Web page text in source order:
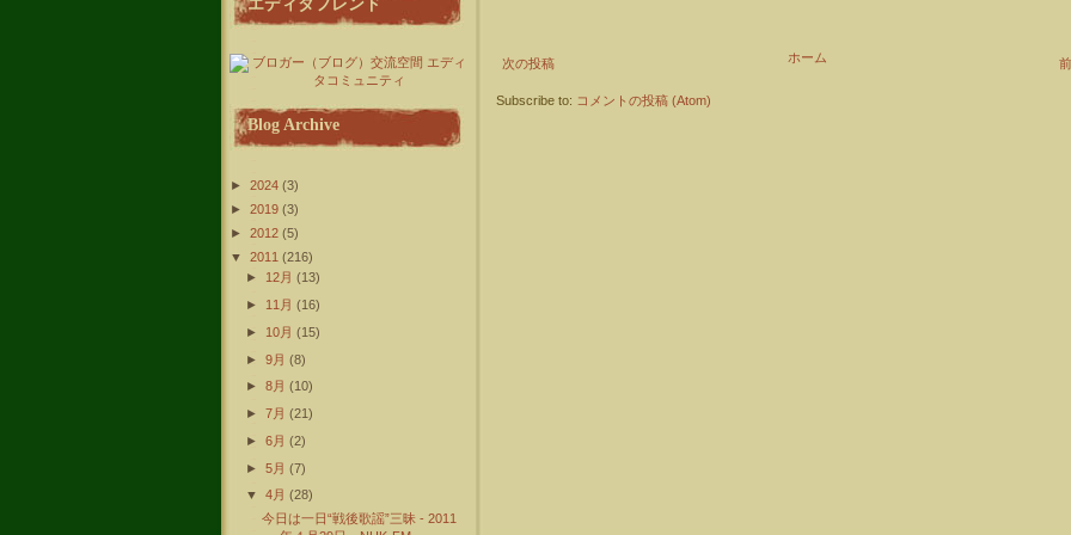
エディタフレンド
Blog Archive
► 2024 (3)
► 2019 (3)
► 2012 (5)
▼
2011 (216)
► 12月(13)
► 11月(16)
► 10月(15)
►9月(8)
►8月(10)
►7月(21)
►6月(2)
►5月(7)
▼
4月(28)
今日は一日“戦後歌謡”三昧 - 2011
次の投稿 ホーム
Subscribe to: コメントの投稿 (Atom)